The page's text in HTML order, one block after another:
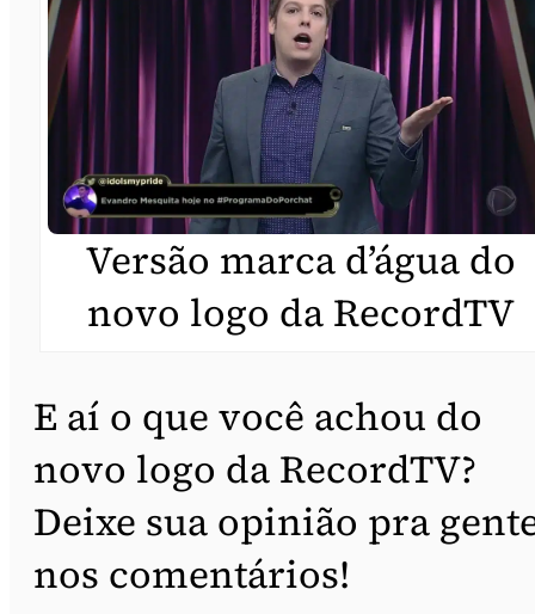
Versão marca d’água do
novo logo da RecordTV
E aí o que você achou do
novo logo da RecordTV?
Deixe sua opinião pra
nos comentários!